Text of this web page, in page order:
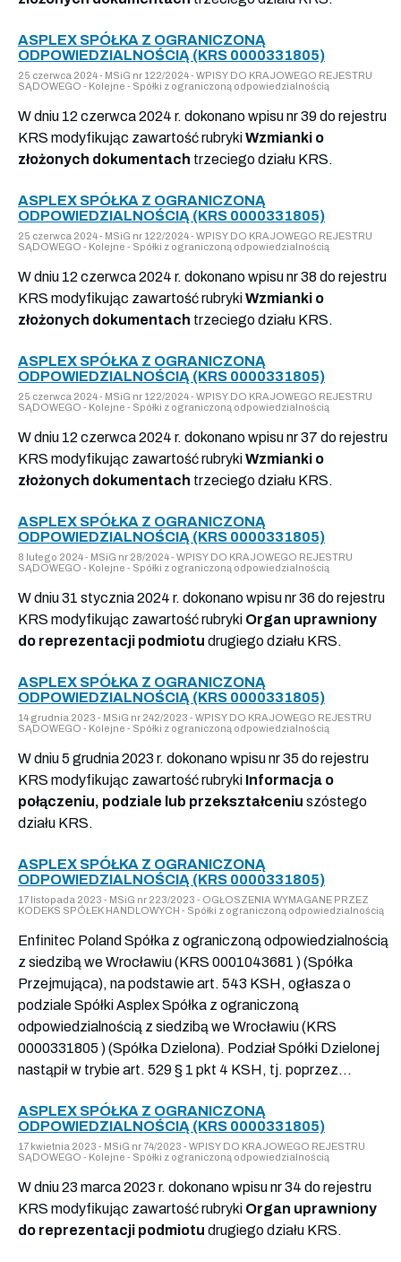
ASPLEX SPÓŁKA Z OGRANICZONĄ
ODPOWIEDZIALNOŚCIĄ (KRS 0000331805)
25 czerwca 2024 - MSiG nr 122/2024 - WPISY DO KRAJOWEGO REJESTRU
SĄDOWEGO - Kolejne - Spółki z ograniczoną odpowiedzialnością
W dniu 12 czerwca 2024 r. dokonano wpisu nr 39 do rejestru
KRS modyfikując zawartość rubrykiWzmianki o
złożonych dokumentach trzeciego działu KRS.
ASPLEX SPÓŁKA Z OGRANICZONĄ
ODPOWIEDZIALNOŚCIĄ (KRS 0000331805)
25 czerwca 2024 - MSiG nr 122/2024 - WPISY DO KRAJOWEGO REJESTRU
SĄDOWEGO - Kolejne - Spółki z ograniczoną odpowiedzialnością
W dniu 12 czerwca 2024 r. dokonano wpisu nr 38 do rejestru
KRS modyfikując zawartość rubrykiWzmianki o
złożonych dokumentach trzeciego działu KRS.
ASPLEX SPÓŁKA Z OGRANICZONĄ
ODPOWIEDZIALNOŚCIĄ (KRS 0000331805)
25 czerwca 2024 - MSiG nr 122/2024 - WPISY DO KRAJOWEGO REJESTRU
SĄDOWEGO - Kolejne - Spółki z ograniczoną odpowiedzialnością
W dniu 12 czerwca 2024 r. dokonano wpisu nr 37 do rejestru
KRS modyfikując zawartość rubrykiWzmianki o
złożonych dokumentach trzeciego działu KRS.
ASPLEX SPÓŁKA Z OGRANICZONĄ
ODPOWIEDZIALNOŚCIĄ (KRS 0000331805)
8 lutego 2024 - MSiG nr 28/2024 - WPISY DO KRAJOWEGO REJESTRU
SĄDOWEGO - Kolejne - Spółki z ograniczoną odpowiedzialnością
W dniu 31 stycznia 2024 r. dokonano wpisu nr 36 do rejestru
KRS modyfikując zawartość rubryki Organ uprawniony
do reprezentacji podmiotu drugiego działu KRS.
ASPLEX SPÓŁKA Z OGRANICZONĄ
ODPOWIEDZIALNOŚCIĄ (KRS 0000331805)
14 grudnia 2023 - MSiG nr 242/2023 - WPISY DO KRAJOWEGO REJESTRU
SĄDOWEGO - Kolejne - Spółki z ograniczoną odpowiedzialnością
W dniu 5 grudnia 2023 r. dokonano wpisu nr 35 do rejestru
KRS modyfikując zawartość rubryki Informacja o
połączeniu, podziale lub przekształceniu szóstego
działu KRS.
ASPLEX SPÓŁKA Z OGRANICZONĄ
ODPOWIEDZIALNOŚCIĄ (KRS 0000331805)
17 listopada 2023 - MSiG nr 223/2023 - OGŁOSZENIA WYMAGANE PRZEZ
KODEKS SPÓŁEK HANDLOWYCH - Spółki z ograniczoną odpowiedzialnością
Enfinitec Poland Spółka z ograniczoną odpowiedzialnością
z siedzibą we Wrocławiu (KRS 0001043681 ) (Spółka
Przejmująca), na podstawie art. 543 KSH, ogłasza o
podziale Spółki Asplex Spółka z ograniczoną
odpowiedzialnością z siedzibą we Wrocławiu (KRS
0000331805 ) (Spółka Dzielona). Podział Spółki Dzielonej
nastąpił w trybie art. 529 § 1 pkt 4 KSH, tj. poprzez...
ASPLEX SPÓŁKA Z OGRANICZONĄ
ODPOWIEDZIALNOŚCIĄ (KRS 0000331805)
17 kwietnia 2023 - MSiG nr 74/2023 - WPISY DO KRAJOWEGO REJESTRU
SĄDOWEGO - Kolejne - Spółki z ograniczoną odpowiedzialnością
W dniu 23 marca 2023 r. dokonano wpisu nr 34 do rejestru
KRS modyfikując zawartość rubryki Organ uprawniony
do reprezentacji podmiotu drugiego działu KRS.